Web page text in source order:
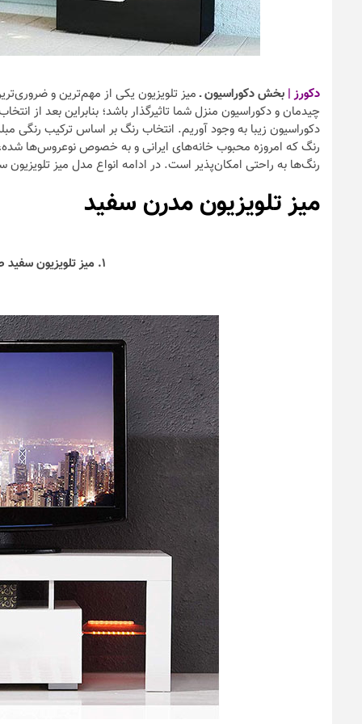
دکورز | بخش دکوراسیون ـمیز تلویزیون یکی از مهم‌ترین و
چیدمان و دکوراسیون منزل شما تاثیرگذار باشد؛ بنابراین بعد از
دکوراسیون زیبا به وجود آوریم. انتخاب رنگ بر اساس ترکیب رنگی
رنگ که امروزه محبوب خانه‌های ایرانی و به خصوص نوعروس‌ها
رنگ‌ها به راحتی امکان‌پذیر است. در ادامه انواع مدل میز
میز تلویزیون مدرن سفید
۱. میز تلویزیون سفید طرح مدرن ساده از جنس پلکسی